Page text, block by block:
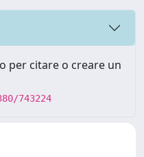
per citare o creare un
743224